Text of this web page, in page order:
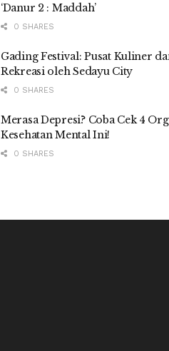
‘Danur 2 : Maddah’
0 SHARES
Gading Festival: Pusat Kuliner
Rekreasi oleh Sedayu City
0 SHARES
Merasa Depresi? Coba Cek 4
Kesehatan Mental Ini!
0 SHARES